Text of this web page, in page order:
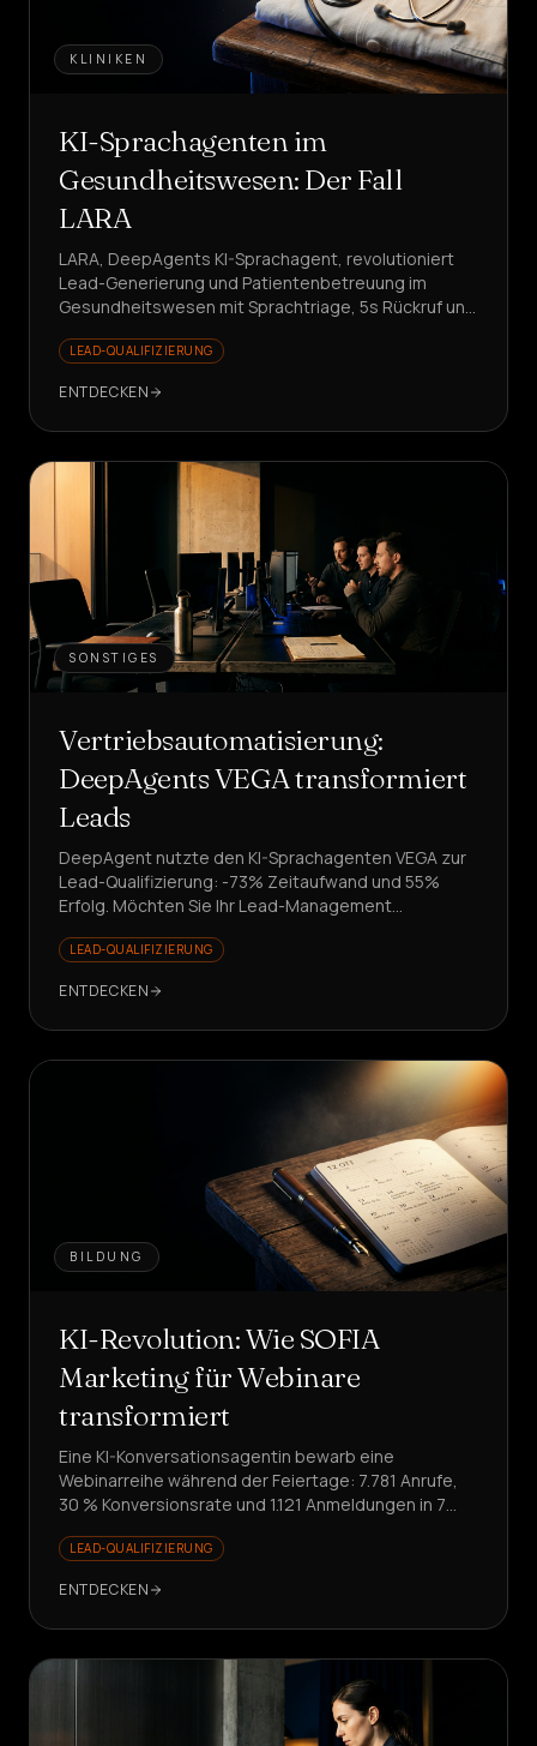
KLINIKEN
KI-Sprachagenten im
Gesundheitswesen: Der Fall
LARA
LARA, DeepAgents KI-Sprachagent, revolutioniert
Lead-Generierung und Patientenbetreuung im
Gesundheitswesen mit Sprachtriage, 5s Rückruf und
LEAD-QUALIFIZIERUNG
ENTDECKEN
SONSTIGES
Vertriebsautomatisierung:
DeepAgents VEGA transformiert
Leads
DeepAgent nutzte den KI-Sprachagenten VEGA zur
Lead-Qualifizierung: -73% Zeitaufwand und 55%
Erfolg. Möchten Sie Ihr Lead-Management
LEAD-QUALIFIZIERUNG
ENTDECKEN
BILDUNG
KI-Revolution: Wie SOFIA
Marketing für Webinare
transformiert
Eine KI-Konversationsagentin bewarb eine
Webinarreihe während der Feiertage: 7.781 Anrufe,
30 % Konversionsrate und 1.121 Anmeldungen in 7
LEAD-QUALIFIZIERUNG
ENTDECKEN